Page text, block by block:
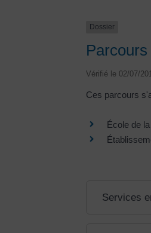
Dossier
Vérifié le 02/07/
Ces parcours
École de
Services